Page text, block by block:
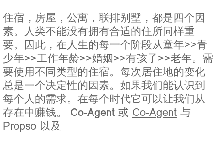
住宿，房屋，公寓，联排别墅，都是四个因
素。人类不能没有拥有合适的住所同样重
要。因此，在人生的每一个阶段从童年>>青
少年>>工作年龄>>婚姻>>有孩子>>老年。需
要使用不同类型的住宿。每次居住地的变化
总是一个决定性的因素。如果我们能认识到
每个人的需求。在每个时代它可以让我们从
存在中赚钱。 Co-Agent 或 Co-Agent 与
Propso 以及